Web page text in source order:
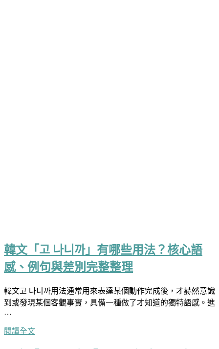
韓文「고 나니까」有哪些用法？核心語
感、例句與差別完整整理
韓文고 나니까用法通常用來表達某個動作完成後，才赫然意識
到或發現某個客觀事實，具備一種做了才知道的獨特語感。進
…
閱讀全文